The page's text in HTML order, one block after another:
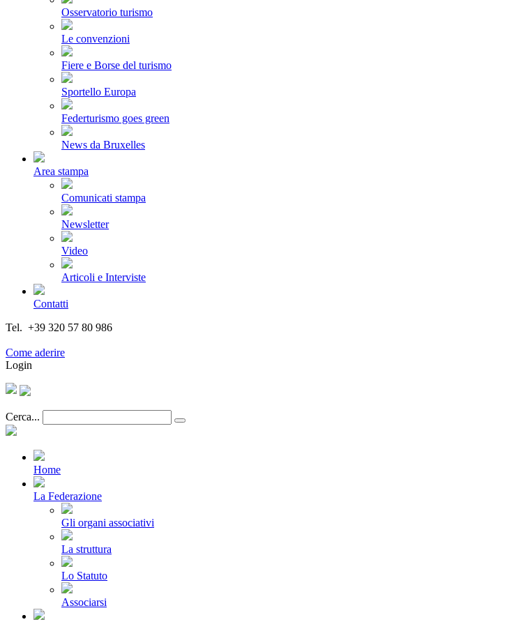
Osservatorio turismo
Le convenzioni
Fiere e Borse del turismo
Sportello Europa
Federturismo goes green
News da Bruxelles
Area stampa
Comunicati stampa
Newsletter
Video
Articoli e Interviste
Contatti
Tel. +39 320 57 80 986
Come aderire
Login
Cerca...
Home
La Federazione
Gli organi associativi
La struttura
Lo Statuto
Associarsi